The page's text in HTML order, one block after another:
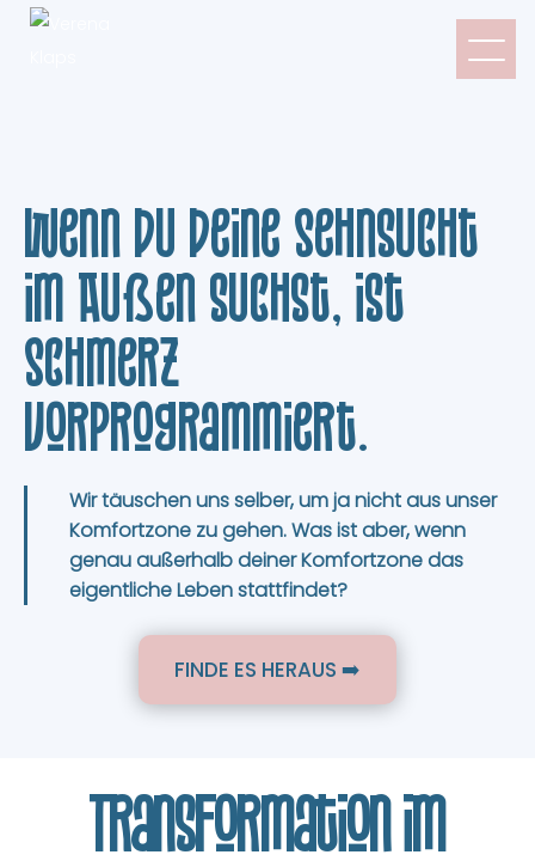
Wenn du deine Sehnsucht
im Außen suchst, ist
Schmerz
vorprogrammiert.
Wir täuschen uns selber, um ja nicht aus unser
Komfortzone zu gehen. Was ist aber, wenn
genau außerhalb deiner Komfortzone das
eigentliche Leben stattfindet?
FINDE ES HERAUS ➡️
Transformation im